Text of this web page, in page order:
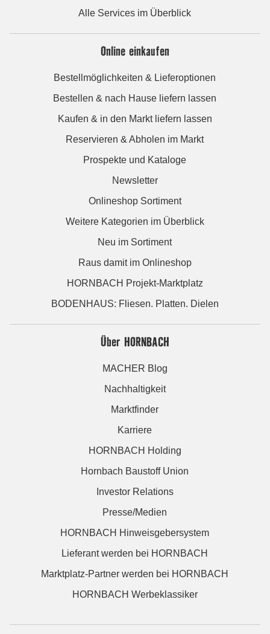
Alle Services im Überblick
Online einkaufen
Bestellmöglichkeiten & Lieferoptionen
Bestellen & nach Hause liefern lassen
Kaufen & in den Markt liefern lassen
Reservieren & Abholen im Markt
Prospekte und Kataloge
Newsletter
Onlineshop Sortiment
Weitere Kategorien im Überblick
Neu im Sortiment
Raus damit im Onlineshop
HORNBACH Projekt-Marktplatz
BODENHAUS: Fliesen. Platten. Dielen
Über HORNBACH
MACHER Blog
Nachhaltigkeit
Marktfinder
Karriere
HORNBACH Holding
Hornbach Baustoff Union
Investor Relations
Presse/Medien
HORNBACH Hinweisgebersystem
Lieferant werden bei HORNBACH
Marktplatz-Partner werden bei HORNBACH
HORNBACH Werbeklassiker